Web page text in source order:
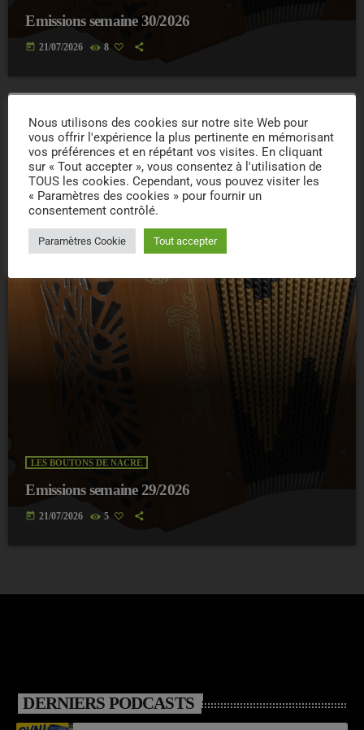
Emissions semaine 30/2026
today 21/07/2026 8
insert_link
LES BOUTONS DE NACRE
Emissions semaine 29/2026
today 21/07/2026 5
DERNIERS PODCASTS
Nous utilisons des cookies sur notre site Web pour
vous offrir l'expérience la plus pertinente en mémorisant
vos préférences et en répétant vos visites. En cliquant
sur « Tout accepter », vous consentez à l'utilisation de
TOUS les cookies. Cependant, vous pouvez visiter les
« Paramètres des cookies » pour fournir un
consentement contrôlé.
Paramètres Cookie Tout accepter